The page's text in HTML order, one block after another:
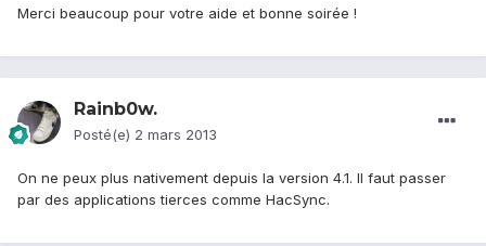
Merci beaucoup pour votre aide et bonne soirée !
Rainb0w.
Posté(e) 2 mars 2013
On ne peux plus nativement depuis la version 4.1. Il faut passer
par des applications tierces comme HacSync.